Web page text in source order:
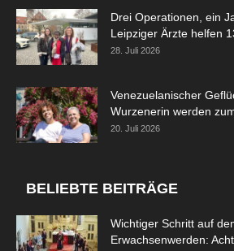
Drei Operationen, ein
Leipziger Ärzte helfen
28. Juli 2026
Venezuelanischer
Wurzenerin werden
20. Juli 2026
BELIEBTE BEITRÄGE
Wichtiger Schritt auf
Erwachsenwerden: